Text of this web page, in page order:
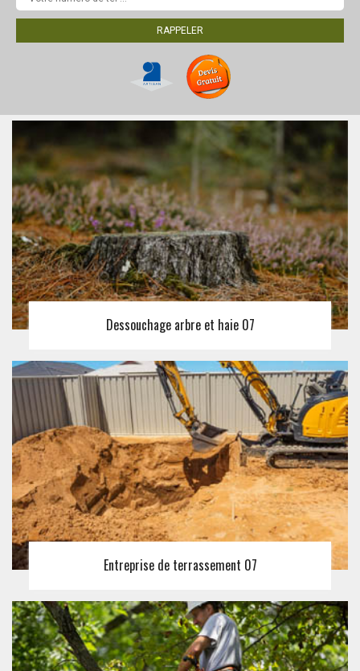
Dessouchage arbre et haie 07
Entreprise de terrassement 07